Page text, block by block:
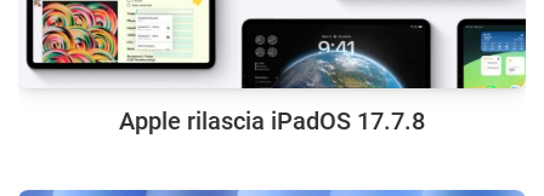
Apple rilascia iPadOS 17.7.8